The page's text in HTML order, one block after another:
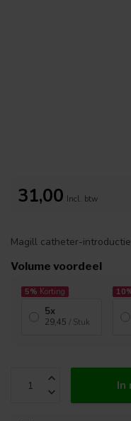
31,00 Incl. btw
Magill catheter-
Volume voordeel
5% Korting
5x
29,45 / Stuk
In